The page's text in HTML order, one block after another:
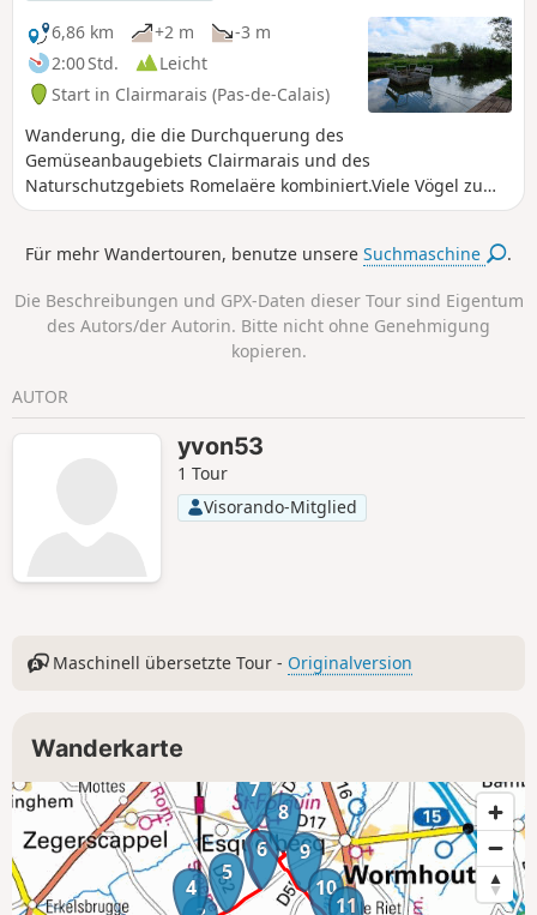
6,86 km
+2 m
-3 m
2:00 Std.
Leicht
Start in Clairmarais (Pas-de-Calais)
Wanderung, die die Durchquerung des
Gemüseanbaugebiets Clairmarais und des
Naturschutzgebiets Romelaëre kombiniert.Viele Vögel zu
beobachten: Graureiher, Blässhühner, Störche... Und die
Kanäle mit den Kettenfähren, die Jung und Alt begeistern
vom 15. März bis zum 5. September in Betrieb.
Für mehr Wandertouren, benutze unsereSuchmaschine .
Die Beschreibungen und GPX-Daten dieser Tour sind Eigentum
des Autors/der Autorin. Bitte nicht ohne Genehmigung
kopieren.
AUTOR
yvon53
1 Tour
Visorando-Mitglied
Maschinell übersetzte Tour - Originalversion
Wanderkarte
4
5
6
7
8
9
10
11